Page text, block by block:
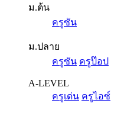
ม.ต้น
ครูซัน
ม.ปลาย
ครูซัน ครูป๊อป
A-LEVEL
ครูเด่น ครูไอซ์